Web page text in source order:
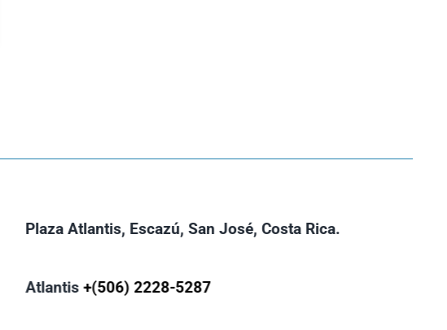
Plaza Atlantis, Escazú, San José, Costa Rica.
Atlantis+(506) 2228-5287